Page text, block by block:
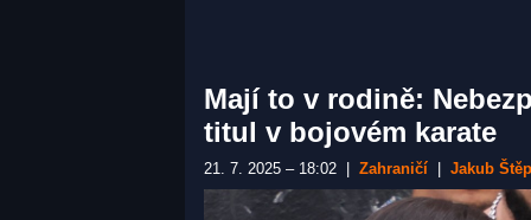
Mají to v rodině:
titul v bojovém karate
21. 7. 2025 – 18:02 Zahraničí Jakub